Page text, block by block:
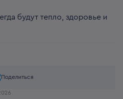
будут тепло, здоровье и
Поделиться